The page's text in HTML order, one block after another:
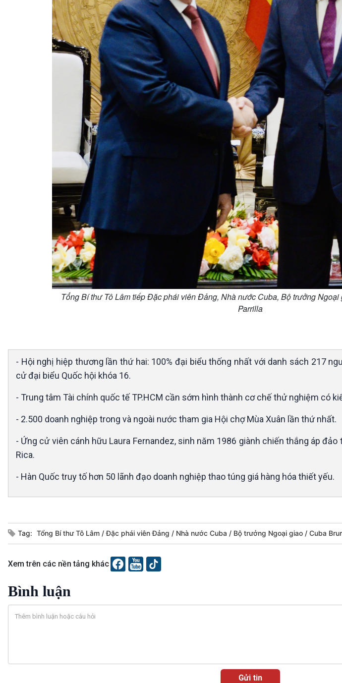
Tổng Bí thư Tô Lâm tiếp Đặc phái viên Đảng, Nhà nước Cuba, Bộ trưởng
Parrilla
- Hội nghị hiệp thương lần thứ hai: 100% đại biểu thống nhất với danh sách 217
cử đại biểu Quốc hội khóa 16.
- Trung tâm Tài chính quốc tế TP.HCM cần sớm hình thành cơ chế thử nghiệm có
- 2.500 doanh nghiệp trong và ngoài nước tham gia Hội chợ Mùa Xuân lần thứ nhất.
- Ứng cử viên cánh hữu Laura Fernandez, sinh năm 1986 giành chiến thắng áp
Rica.
- Hàn Quốc truy tố hơn 50 lãnh đạo doanh nghiệp thao túng giá hàng hóa thiết yếu.
Tag: Tổng Bí thư Tô Lâm Đặc phái viên Đảng Nhà nước Cuba Bộ trưởng Ngoại giao Cuba
Xem trên các nền tảng khác
Bình luận